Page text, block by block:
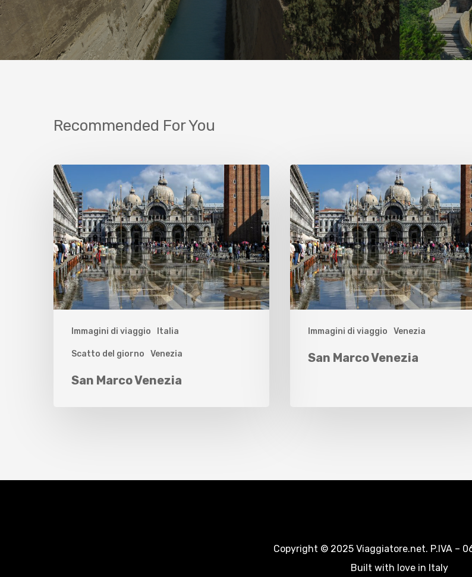
Recommended For You
Immagini di viaggio Italia
Scatto del giorno Venezia
San Marco Venezia
Immagini di viaggio Venezia
San Marco Venezia
Copyright © 2025 Viaggiatore.net. P.IVA –
Built with love in Italy